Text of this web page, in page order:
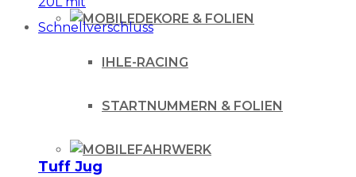
DEKORE & FOLIEN
IHLE-RACING
STARTNUMMERN & FOLIEN
FAHRWERK
Tuff Jug